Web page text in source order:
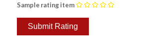
Sample rating item